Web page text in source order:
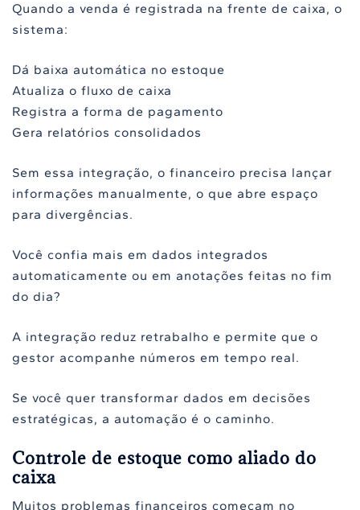
Quando a venda é registrada na frente de caixa, o
sistema:
Dá baixa automática no estoque
Atualiza o fluxo de caixa
Registra a forma de pagamento
Gera relatórios consolidados
Sem essa integração, o financeiro precisa lançar
informações manualmente, o que abre espaço
para divergências.
Você confia mais em dados integrados
automaticamente ou em anotações feitas no fim
do dia?
A integração reduz retrabalho e permite que o
gestor acompanhe números em tempo real.
Se você quer transformar dados em decisões
estratégicas, a automação é o caminho.
Controle de estoque como aliado do
caixa
Muitos problemas financeiros começam no